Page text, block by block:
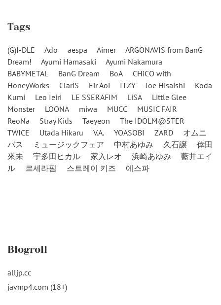
Tags
(G)I-DLE Ado aespa Aimer
ARGONAVIS from BanG
Dream!
Ayumi Hamasaki
Ayumi Nakamura
BABYMETAL
BanG Dream BoA
CHiCO with
HoneyWorks
ClariS Eir Aoi ITZY Joe Hisaishi
Koda
Kumi
Leo Ieiri LE SSERAFIM LiSA
Little Glee
Monster
LOONA miwa MUCC
MUSIC FAIR
ReoNa
Stray Kids Taeyeon
The IDOLM@STER
TWICE
Utada Hikaru V.A. YOASOBI ZARD
オムニ
バス
ミュージックフェア 中村あゆみ 久石譲
倖田
來未
宇多田ヒカル 家入レオ 浜崎あゆみ
藍井エイ
ル
르세라핌 스트레이 키즈 에스파
Blogroll
alljp.cc
javmp4.com (18+)